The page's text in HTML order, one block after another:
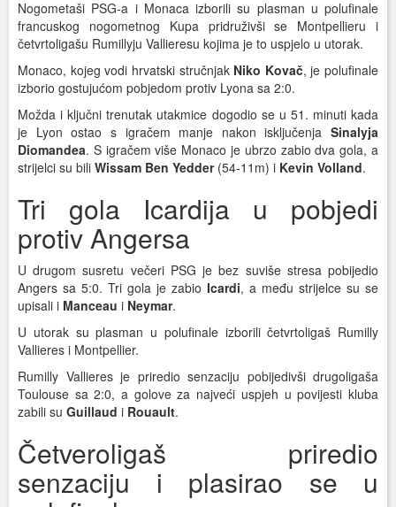
Nogometaši PSG-a i Monaca izborili su plasman u polufinale
francuskog nogometnog Kupa pridruživši se Montpellieru i
četvrtoligašu Rumillyju Vallieresu kojima je to uspjelo u utorak.
Monaco, kojeg vodi hrvatski stručnjak Niko Kovač, je polufinale
izborio gostujućom pobjedom protiv Lyona sa 2:0.
Možda i ključni trenutak utakmice dogodio se u 51. minuti kada
je Lyon ostao s igračem manje nakon isključenja Sinalyja
Diomandea. S igračem više Monaco je ubrzo zabio dva gola, a
strijelci su bili Wissam Ben Yedder(54-11m) i Kevin Volland.
Tri gola Icardija u pobjedi
protiv Angersa
U drugom susretu večeri PSG je bez suviše stresa pobijedio
Angers sa 5:0. Tri gola je zabio Icardi, a među strijelce su se
upisali i Manceau i Neymar.
U utorak su plasman u polufinale izborili četvrtoligaš Rumilly
Vallieres i Montpellier.
Rumilly Vallieres je priredio senzaciju pobijedivši drugoligaša
Toulouse sa 2:0, a golove za najveći uspjeh u povijesti kluba
zabili su Guillaud i Rouault.
Četveroligaš priredio
senzaciju i plasirao se u